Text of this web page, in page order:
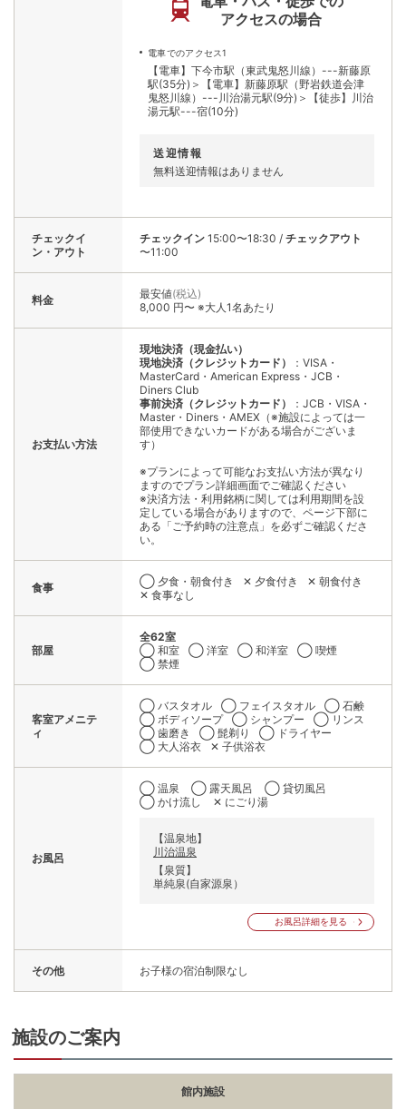
アクセスの場合
電車でのアクセス1
【電車】下今市駅（東武鬼怒川線）---新藤原
駅(35分)＞【電車】新藤原駅（野岩鉄道会津
鬼怒川線）---川治湯元駅(9分)＞【徒歩】川治
湯元駅---宿(10分)
送迎情報
無料送迎情報はありません
チェックイ
ン・アウト
チェックイン 15:00〜18:30 / チェックアウト
〜11:00
料金 最安値(税込)
8,000 円〜 ※大人1名あたり
お支払い方法
現地決済（現金払い）
現地決済（クレジットカード）
：VISA・
MasterCard・American Express・JCB・
Diners Club
事前決済（クレジットカード）
：JCB・VISA・
Master・Diners・AMEX（※施設によっては一
部使用できないカードがある場合がございま
す）
※プランによって可能なお支払い方法が異なり
ますのでプラン詳細画面でご確認ください
※決済方法・利用銘柄に関しては利用期間を設
定している場合がありますので、ページ下部に
ある「ご予約時の注意点」を必ずご確認くださ
い。
食事 ◯ 夕食・朝食付き ✕ 夕食付き
✕ 朝食付き
✕ 食事なし
部屋
全62室
◯ 和室
◯ 洋室 ◯ 和洋室
◯ 喫煙
◯ 禁煙
客室アメニテ
ィ
◯ バスタオル ◯ フェイスタオル
◯ 石鹸
◯ ボディソープ
◯ シャンプー
◯ リンス
◯ 歯磨き
◯ 髭剃り
◯ ドライヤー
◯ 大人浴衣
✕ 子供浴衣
お風呂
◯ 温泉 ◯ 露天風呂
◯ 貸切風呂
◯ かけ流し
✕ にごり湯
【温泉地】
川治温泉
【泉質】
単純泉(自家源泉）
お風呂詳細を見る
その他 お子様の宿泊制限なし
施設のご案内
館内施設